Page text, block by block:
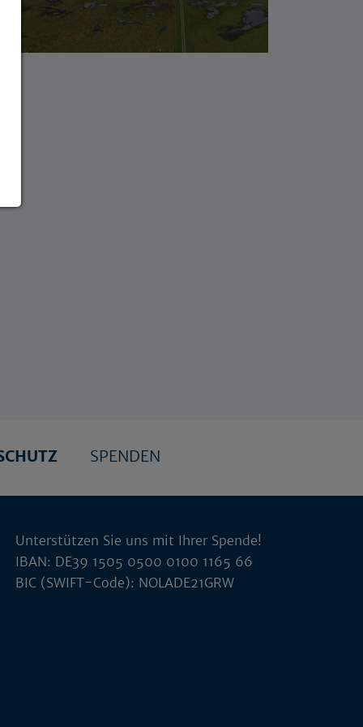
SPENDEN
Unterstützen Sie uns mit Ihrer Spende!
IBAN: DE39 1505 0500 0100 1165 66
BIC (SWIFT-Code): NOLADE21GRW